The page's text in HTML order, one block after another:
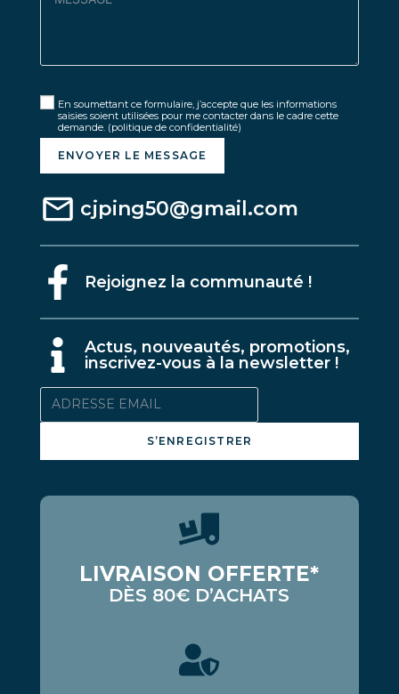
En soumettant ce formulaire, j’accepte que les informations
saisies soient utilisées pour me contacter dans le cadre cette
demande. (politique de confidentialité)
ENVOYER LE MESSAGE
cjping50@gmail.com
Rejoignez la communauté !
Actus, nouveautés, promotions,
inscrivez-vous à la newsletter !
S’ENREGISTRER
LIVRAISON OFFERTE*
DÈS 80€ D’ACHATS